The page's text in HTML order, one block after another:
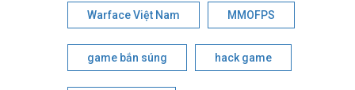
Warface Việt Nam MMOFPS
game bắn súng hack game